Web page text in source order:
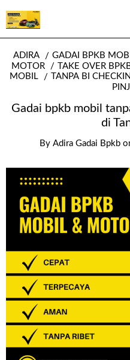
ADIRA GADAI BPKB
MOTOR
TAKE OVER
MOBIL
TANPA BI
Gadai bpkb mobil
di
By Adira Gadai Bpkb